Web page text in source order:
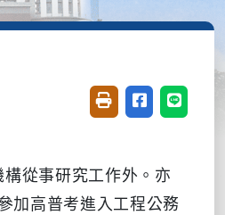
友善列印(開新視窗)
分享至臉書(
分享至
從事研究工作外。亦
加高普考進入工程公務